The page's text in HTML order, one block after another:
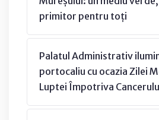
primitor pentru toți
Palatul Administrativ
portocaliu cu ocazia Zilei
Luptei Împotriva